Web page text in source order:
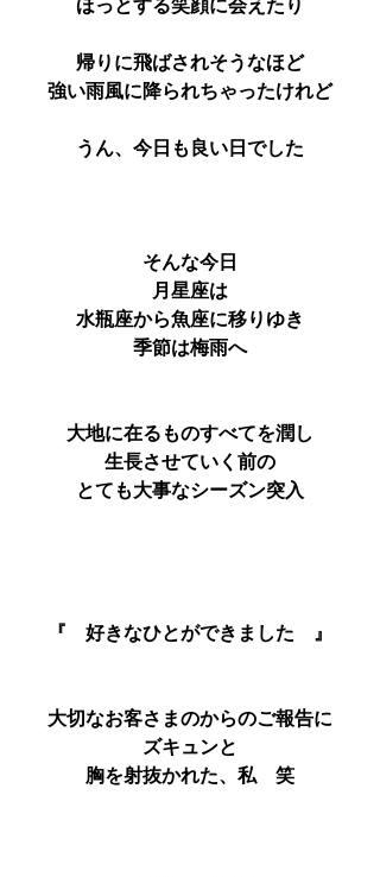
ほっとする笑顔に会えたり
帰りに飛ばされそうなほど
強い雨風に降られちゃったけれど
うん、今日も良い日でした
そんな今日
月星座は
水瓶座から魚座に移りゆき
季節は梅雨へ
大地に在るものすべてを潤し
生長させていく前の
とても大事なシーズン突入
『　好きなひとができました　』
大切なお客さまのからのご報告に
ズキュンと
胸を射抜かれた、私　笑